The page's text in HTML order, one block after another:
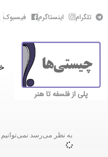
تلگرام اینستاگرم فیسبوک
پلی از فلسفه تا هنر
به نظر می‌رسد نمی‌توانیم